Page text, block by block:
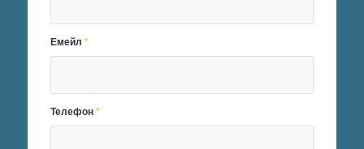
Емейл*
Телефон*